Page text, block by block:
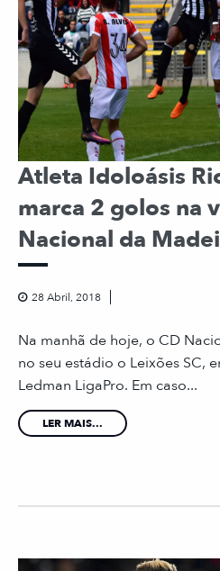
Atleta Idoloásis
marca 2 golos na
Nacional da
28 Abril, 2018
Na manhã de hoje, o CD
no seu estádio o Leixões SC,
Ledman LigaPro. Em caso...
LER MAIS...